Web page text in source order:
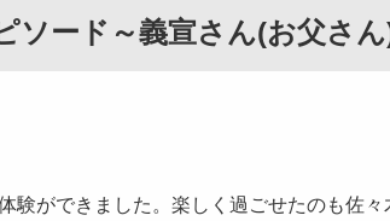
ソード～義宣さん(お父さ
験ができました。楽しく過ごせたのも佐